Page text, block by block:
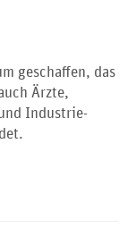
geschaffen, das
Ärzte,
Industrie-